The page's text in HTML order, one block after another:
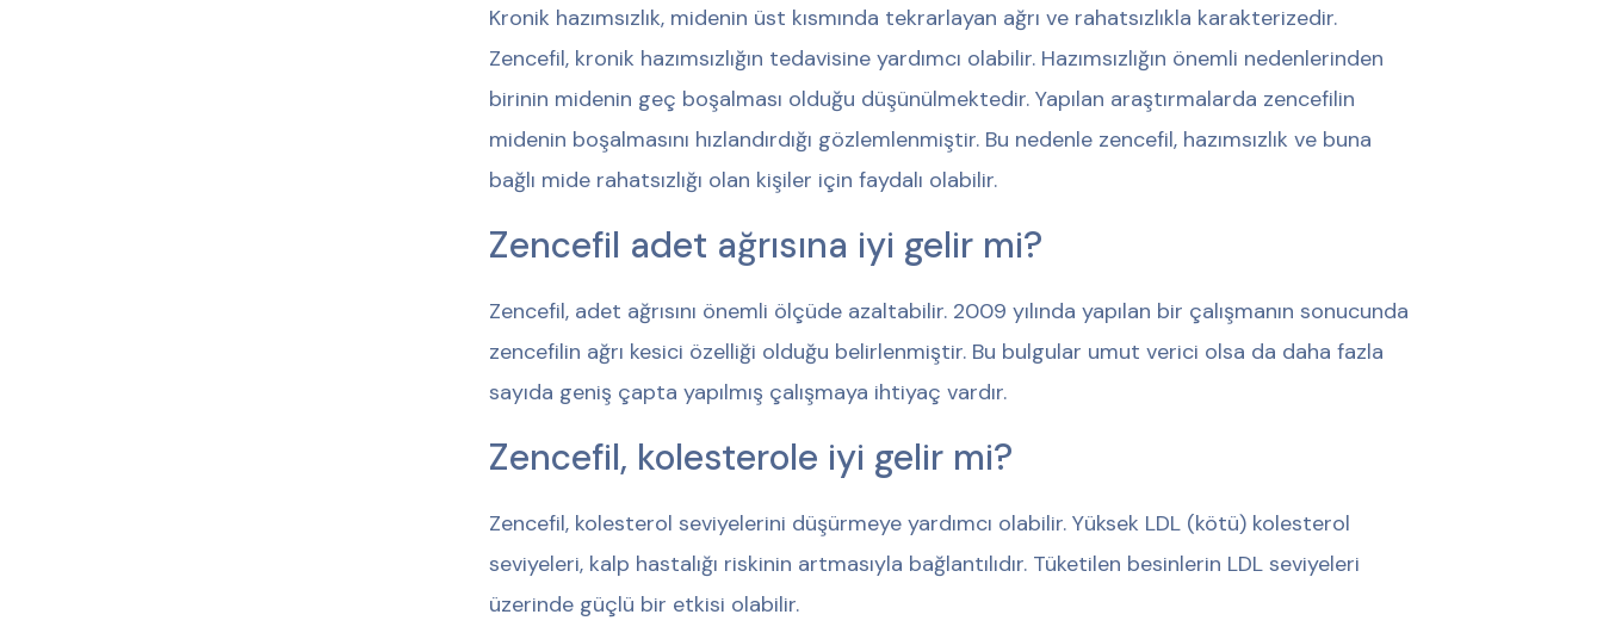
Kronik hazımsızlık, midenin üst kısmında tekrarlayan ağrı ve rahatsızlıkla karakterizedir.
Zencefil, kronik hazımsızlığın tedavisine yardımcı olabilir. Hazımsızlığın önemli nedenlerinden
birinin midenin geç boşalması olduğu düşünülmektedir. Yapılan araştırmalarda zencefilin
midenin boşalmasını hızlandırdığı gözlemlenmiştir. Bu nedenle zencefil, hazımsızlık ve buna
bağlı mide rahatsızlığı olan kişiler için faydalı olabilir.
Zencefil adet ağrısına iyi gelir mi?
Zencefil, adet ağrısını önemli ölçüde azaltabilir. 2009 yılında yapılan bir çalışmanın sonucunda
zencefilin ağrı kesici özelliği olduğu belirlenmiştir. Bu bulgular umut verici olsa da daha fazla
sayıda geniş çapta yapılmış çalışmaya ihtiyaç vardır.
Zencefil, kolesterole iyi gelir mi?
Zencefil, kolesterol seviyelerini düşürmeye yardımcı olabilir. Yüksek LDL (kötü) kolesterol
seviyeleri, kalp hastalığı riskinin artmasıyla bağlantılıdır. Tüketilen besinlerin LDL seviyeleri
üzerinde güçlü bir etkisi olabilir.